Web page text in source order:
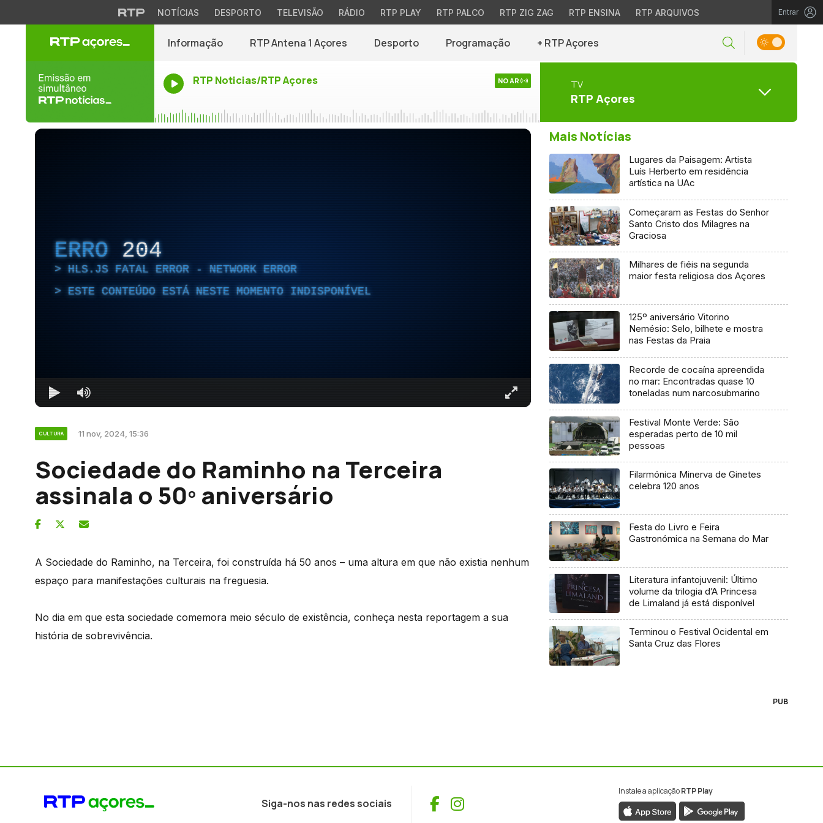
NOTÍCIAS DESPORTO TELEVISÃO RÁDIO RTP PLAY RTP PALCO RTP ZIG ZAG RTP ENSINA RTP ARQUIVOS Entrar
Informação RTP Antena 1 Açores Desporto Programação + RTP Açores
RTP Noticias/RTP Açores NO AR TV
RTP Açores
ERRO 204
HLS.JS FATAL ERROR - NETWORK ERROR
ESTE CONTEÚDO ESTÁ NESTE MOMENTO INDISPONÍVEL
CULTURA 11 nov, 2024, 15:36
Sociedade do Raminho na Terceira
assinala o 50º aniversário
A Sociedade do Raminho, na Terceira, foi construída há 50 anos – uma altura em que não existia nenhum
espaço para manifestações culturais na freguesia.
No dia em que esta sociedade comemora meio século de existência, conheça nesta reportagem a sua
história de sobrevivência.
Mais Notícias
Lugares da Paisagem: Artista
Luís Herberto em residência
artística na UAc
Começaram as Festas do Senhor
Santo Cristo dos Milagres na
Graciosa
Milhares de fiéis na segunda
maior festa religiosa dos Açores
125º aniversário Vitorino
Nemésio: Selo, bilhete e mostra
nas Festas da Praia
Recorde de cocaína apreendida
no mar: Encontradas quase 10
toneladas num narcosubmarino
Festival Monte Verde: São
esperadas perto de 10 mil
pessoas
Filarmónica Minerva de Ginetes
celebra 120 anos
Festa do Livro e Feira
Gastronómica na Semana do Mar
Literatura infantojuvenil: Último
volume da trilogia d’A Princesa
de Limaland já está disponível
Terminou o Festival Ocidental em
Santa Cruz das Flores
PUB
Siga-nos nas redes sociais Facebook
Instagram
Instale a aplicaçãoRTP Play